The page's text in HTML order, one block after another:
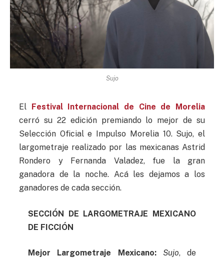
Sujo
El Festival Internacional de Cine de Morelia
cerró su 22 edición premiando lo mejor de su
Selección Oficial e Impulso Morelia 10. Sujo, el
largometraje realizado por las mexicanas Astrid
Rondero y Fernanda Valadez, fue la gran
ganadora de la noche. Acá les dejamos a los
ganadores de cada sección.
SECCIÓN DE LARGOMETRAJE MEXICANO
DE FICCIÓN
Mejor Largometraje Mexicano: Sujo, de